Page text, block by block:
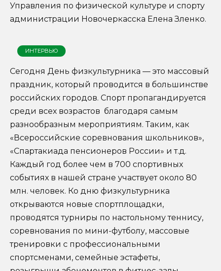
Управления по физической культуре и спорту
администрации Новочеркасска Елена Зленко.
ИНТЕРВЬЮ
Сегодня День физкультурника — это массовый
праздник, который проводится в большинстве
российских городов. Спорт пропагандируется
среди всех возрастов благодаря самым
разнообразным мероприятиям. Таким, как
«Всероссийские соревнования школьников»,
«Спартакиада пенсионеров России» и т.д.
Каждый год более чем в 700 спортивных
событиях в нашей стране участвует около 80
млн. человек. Ко дню физкультурника
открываются новые спортплощадки,
проводятся турниры по настольному теннису,
соревнования по мини-футболу, массовые
тренировки с профессиональными
спортсменами, семейные эстафеты,